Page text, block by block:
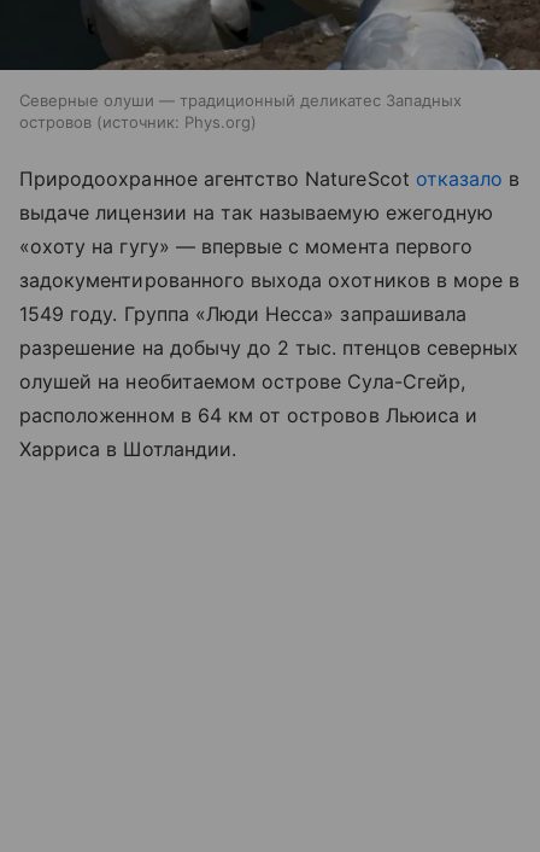
Северные олуши — традиционный деликатес Западных
островов
источник: Phys.org
Природоохранное агентство NatureScot отказало в
выдаче лицензии на так называемую ежегодную
«охоту на гугу» — впервые с момента первого
задокументированного выхода охотников в море в
1549 году. Группа «Люди Несса» запрашивала
разрешение на добычу до 2 тыс. птенцов северных
олушей на необитаемом острове Сула-Сгейр,
расположенном в 64 км от островов Льюиса и
Харриса в Шотландии.